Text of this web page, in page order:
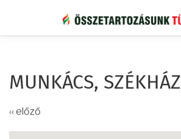
tartalomra
MUNKÁCS, SZÉKHÁZ
‹‹ előző